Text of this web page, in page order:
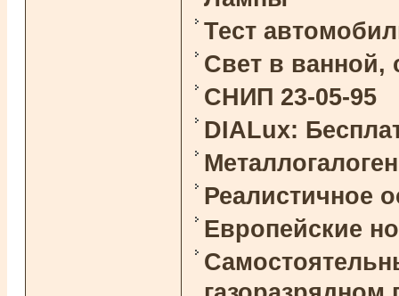
Тест
Свет в ванной,
СНИП 23-05-95
DIALux:
Реалистичное
Европейские